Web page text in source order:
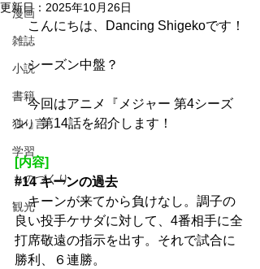
漫画
雑誌
小説
書籍
独り言
学習
ものづくり
観光
更新日： 2025年10月26日
こんにちは、Dancing Shigekoです！
シーズン中盤？
今回はアニメ『メジャー 第4シーズ
ン』第14話を紹介します！
[内容]
#14 キーンの過去
キーンが来てから負けなし。調子の
良い投手ケサダに対して、4番相手に全
打席敬遠の指示を出す。それで試合に
勝利、６連勝。